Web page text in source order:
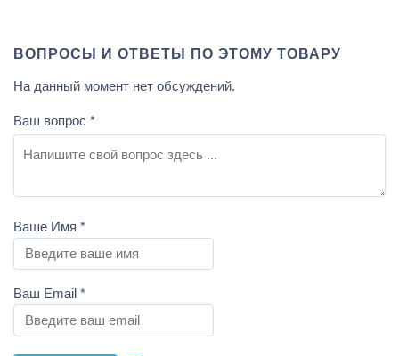
ВОПРОСЫ И ОТВЕТЫ ПО ЭТОМУ ТОВАРУ
На данный момент нет обсуждений.
Ваш вопрос *
Ваше Имя *
Ваш Email *